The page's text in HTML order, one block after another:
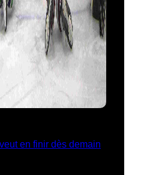
en finir dès demain